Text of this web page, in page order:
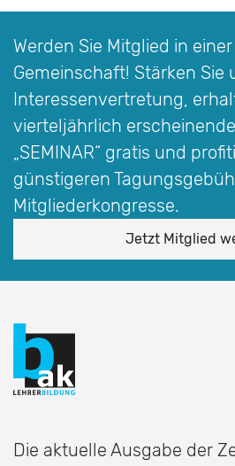
Werden Sie Mitglied in
Gemeinschaft! Stärken Sie
Interessen­vertretung,
vierteljährlich
„SEMINAR“ gratis und
günstigeren
Mitgliederkongresse.
Jetzt Mitglied
Die aktuelle Ausgabe der